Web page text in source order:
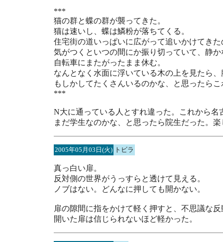
***
猫の群と蝶の群が襲ってきた。
猫は速いし、蝶は鱗粉が落ちてくる。
住宅街の道いっぱいに広がって追いかけてき
気がつくといつの間にか振り切っていて、静
自転車にまたがったまま休む。
なんとなく水面に浮いている木の上を見たら
もしかしてたくさんいるのかな、と思ったら
***
N大に通っている人とすれ違った。これから名
まだ学生なのかな、と思ったら院生だった。
2005年05月03日(火) トビラ
真っ白い扉。
反対側の世界がうっすらと透けて見える。
ノブはない。どんなに押しても開かない。
扉の隙間に指をかけて軽く押すと、不思議な
開いた扉は信じられないほど軽かった。